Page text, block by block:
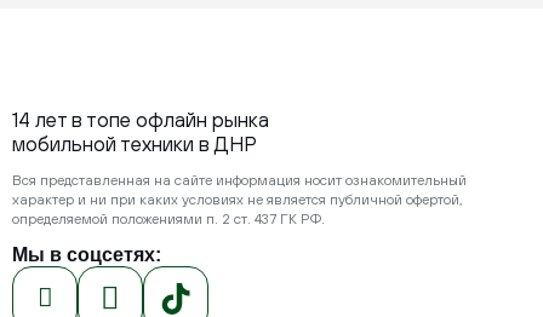
14 лет в топе офлайн рынка
мобильной техники в ДНР
Вся представленная на сайте информация носит ознакомительный
характер и ни при каких условиях не является публичной офертой,
определяемой положениями п. 2 ст. 437 ГК РФ.
Мы в соцсетях: